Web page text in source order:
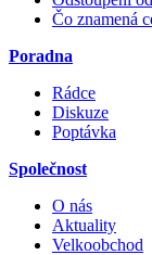
Čo znamená
Poradna
Rádce
Diskuze
Poptávka
Společnost
O nás
Aktuality
Velkoobchod